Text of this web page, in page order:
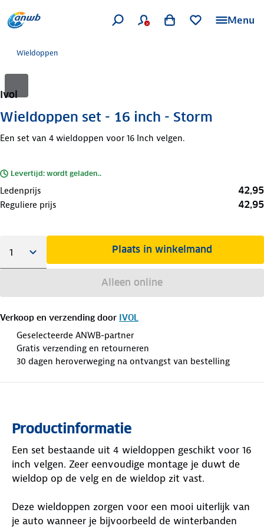
Menu
Wieldoppen
Ivol
Wieldoppen set - 16 inch - Storm
Een set van 4 wieldoppen voor 16 Inch velgen.
Levertijd: wordt geladen..
Ledenprijs 42,95
Reguliere prijs 42,95
Plaats in winkelmand
Alleen online
Verkoop en verzending door IVOL
Geselecteerde ANWB-partner
Gratis verzending en retourneren
30 dagen heroverweging na ontvangst van bestelling
Productinformatie
Een set bestaande uit 4 wieldoppen geschikt voor 16
inch velgen. Zeer eenvoudige montage je duwt de
wieldop op de velg en de wieldop zit vast.
Deze wieldoppen zorgen voor een mooi uiterlijk van
je auto wanneer je bijvoorbeeld de winterbanden